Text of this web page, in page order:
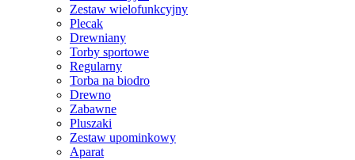
Zestaw wielofunkcyjny
Plecak
Drewniany
Torby sportowe
Regularny
Torba na biodro
Drewno
Zabawne
Pluszaki
Zestaw upominkowy
Aparat